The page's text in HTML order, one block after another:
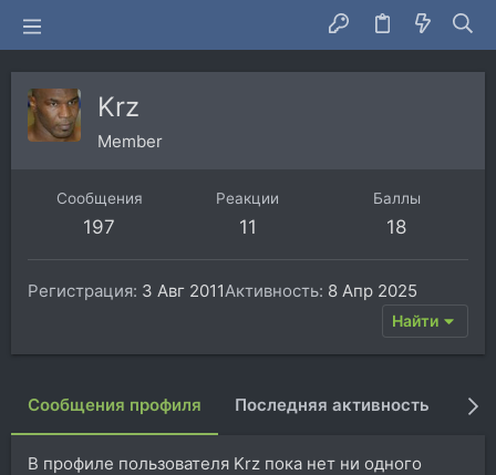
Krz
Member
Сообщения
197
Реакции
11
Баллы
18
Регистрация 3 Авг 2011Активность 8 Апр 2025
Найти
Сообщения профиля Последняя активность
В профиле пользователя Krz пока нет ни одного